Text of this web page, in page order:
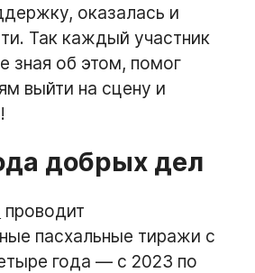
оказалась и
Так каждый участник
зная об этом, помог
выйти на сцену и
добрых дел
проводит
пасхальные тиражи с
года — с 2023 по